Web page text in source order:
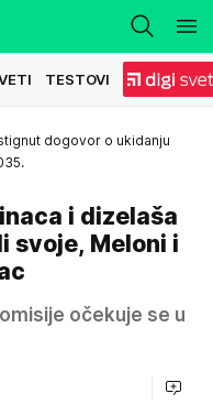
TESTOVI
dogovor o ukidanju
i dizelaša
svoje, Meloni i
očekuje se u